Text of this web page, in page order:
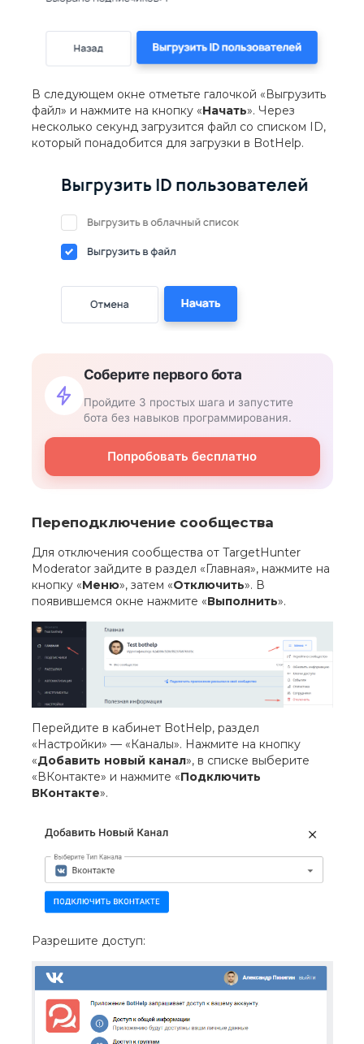
В следующем окне отметьте галочкой «Выгрузить
файл» и нажмите на кнопку «Начать». Через
несколько секунд загрузится файл со списком ID,
который понадобится для загрузки в BotHelp.
Соберите первого бота
Пройдите 3 простых шага и запустите
бота без навыков программирования.
Попробовать бесплатно
Переподключение сообщества
Для отключения сообщества от TargetHunter
Moderator зайдите в раздел «Главная», нажмите на
кнопку «Меню», затем «Отключить». В
появившемся окне нажмите «Выполнить».
Перейдите в кабинет BotHelp, раздел
«Настройки» — «Каналы». Нажмите на кнопку
«Добавить новый канал», в списке выберите
«ВКонтакте» и нажмите «Подключить
ВКонтакте».
Разрешите доступ: